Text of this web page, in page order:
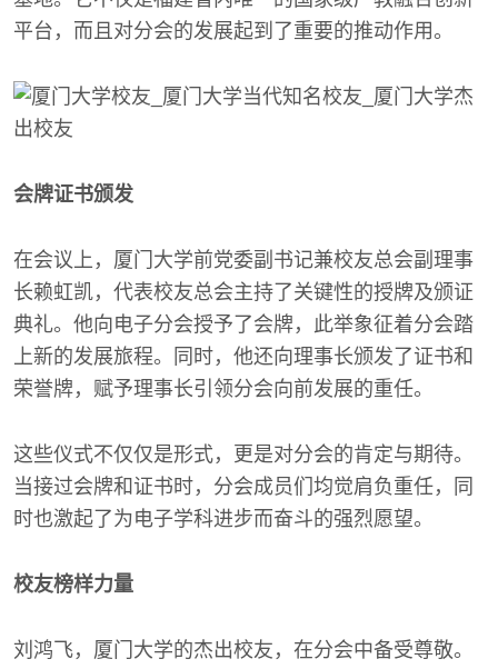
平台，而且对分会的发展起到了重要的推动作用。
会牌证书颁发
在会议上，厦门大学前党委副书记兼校友总会副理事
长赖虹凯，代表校友总会主持了关键性的授牌及颁证
典礼。他向电子分会授予了会牌，此举象征着分会踏
上新的发展旅程。同时，他还向理事长颁发了证书和
荣誉牌，赋予理事长引领分会向前发展的重任。
这些仪式不仅仅是形式，更是对分会的肯定与期待。
当接过会牌和证书时，分会成员们均觉肩负重任，同
时也激起了为电子学科进步而奋斗的强烈愿望。
校友榜样力量
刘鸿飞，厦门大学的杰出校友，在分会中备受尊敬。